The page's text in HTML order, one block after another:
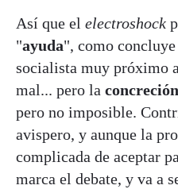
Así que el electroshock
"ayuda", como
socialista muy próximo
mal... pero la concreción
pero no imposible.
avispero, y aunque la
complicada de aceptar
marca el debate, y va a